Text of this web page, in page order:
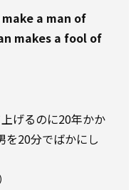
a man of
makes a fool of
げるのに20年かか
を20分でばかにし